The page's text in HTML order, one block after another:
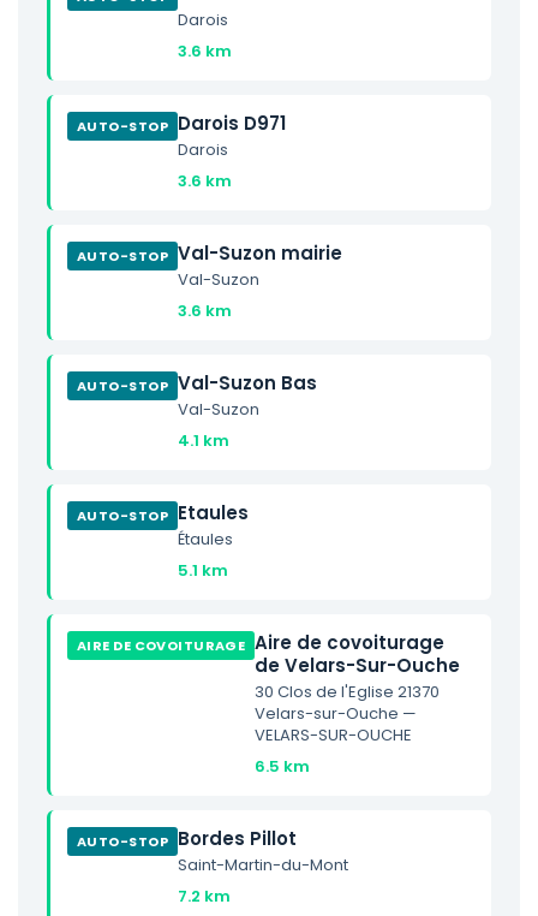
Darois
3.6 km
AUTO-STOP Darois D971
Darois
3.6 km
AUTO-STOP Val-Suzon mairie
Val-Suzon
3.6 km
AUTO-STOP Val-Suzon Bas
Val-Suzon
4.1 km
AUTO-STOP Etaules
Étaules
5.1 km
AIRE DE COVOITURAGE Aire de covoiturage
de Velars-Sur-Ouche
30 Clos de l'Eglise 21370
Velars-sur-Ouche —
VELARS-SUR-OUCHE
6.5 km
AUTO-STOP Bordes Pillot
Saint-Martin-du-Mont
7.2 km